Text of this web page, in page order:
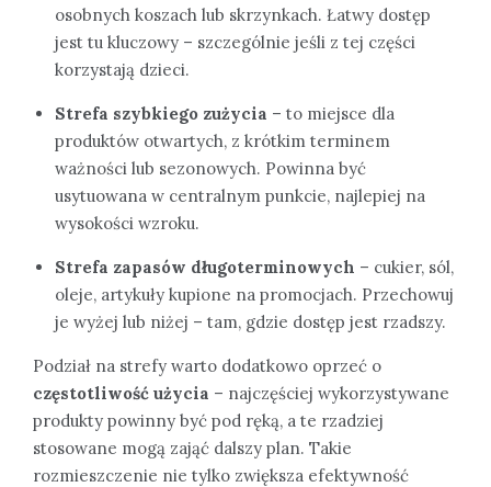
osobnych koszach lub skrzynkach. Łatwy dostęp
jest tu kluczowy – szczególnie jeśli z tej części
korzystają dzieci.
Strefa szybkiego zużycia – to miejsce dla
produktów otwartych, z krótkim terminem
ważności lub sezonowych. Powinna być
usytuowana w centralnym punkcie, najlepiej na
wysokości wzroku.
Strefa zapasów długoterminowych – cukier, sól,
oleje, artykuły kupione na promocjach. Przechowuj
je wyżej lub niżej – tam, gdzie dostęp jest rzadszy.
Podział na strefy warto dodatkowo oprzeć o
częstotliwość użycia – najczęściej wykorzystywane
produkty powinny być pod ręką, a te rzadziej
stosowane mogą zająć dalszy plan. Takie
rozmieszczenie nie tylko zwiększa efektywność